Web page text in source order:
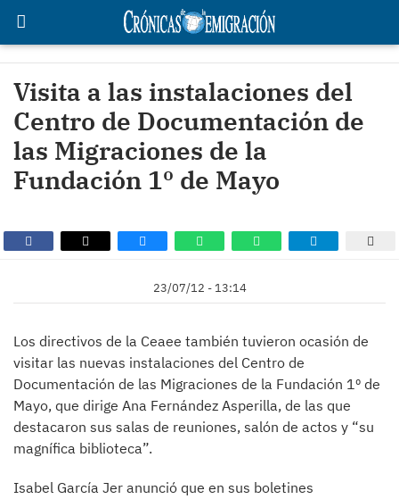
Visita a las instalaciones del
Centro de Documentación de
las Migraciones de la
Fundación 1º de Mayo
23/07/12 - 13:14
Los directivos de la Ceaee también tuvieron ocasión de
visitar las nuevas instalaciones del Centro de
Documentación de las Migraciones de la Fundación 1º de
Mayo, que dirige Ana Fernández Asperilla, de las que
destacaron sus salas de reuniones, salón de actos y “su
magnífica biblioteca”.
Isabel García Jer anunció que en sus boletines